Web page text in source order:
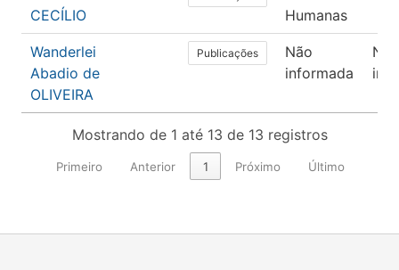
CECÍLIO
Humanas
Wanderlei
Abadio de
OLIVEIRA
Publicações
Não
informada
Não
Mostrando de 1 até 13 de 13 registros
Primeiro Anterior 1 Próximo Último